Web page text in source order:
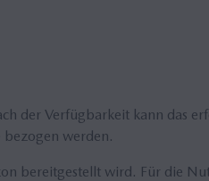
der Verfügbarkeit kann das
werden.
bereitgestellt wird. Für die